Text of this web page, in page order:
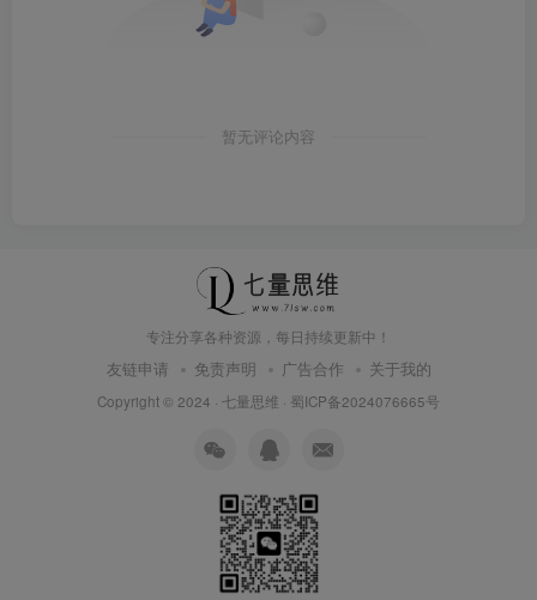
暂无评论内容
专注分享各种资源，每日持续更新中！
友链申请 免责声明 广告合作 关于我的
Copyright © 2024 · 七量思维 · 蜀ICP备2024076665号